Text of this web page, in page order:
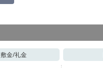
敷金/礼金